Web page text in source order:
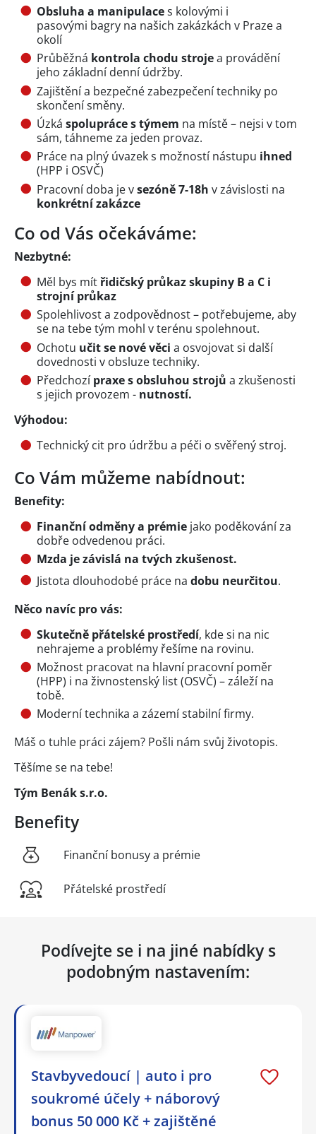
Obsluha a manipulaces kolovými i
pasovými bagry na našich zakázkách v Praze a
okolí
Průběžná kontrola chodu strojea provádění
jeho základní denní údržby.
Zajištění a bezpečné zabezpečení techniky po
skončení směny.
Úzká spolupráce s týmem na místě – nejsi v tom
sám, táhneme za jeden provaz.
Práce na plný úvazek s možností nástupu ihned
(HPP i OSVČ)
Pracovní doba je vsezóně 7-18h v závislosti na
konkrétní zakázce
Co od Vás očekáváme:
Nezbytné:
Měl bys mítřidičský průkaz skupiny B a C i
strojní průkaz
Spolehlivost a zodpovědnost – potřebujeme, aby
se na tebe tým mohl v terénu spolehnout.
Ochotu učit se nové věci a osvojovat si další
dovednosti v obsluze techniky.
Předchozípraxe s obsluhou strojů a zkušenosti
s jejich provozem - nutností.
Výhodou:
Technický cit pro údržbu a péči o svěřený stroj.
Co Vám můžeme nabídnout:
Benefity:
Finanční odměny a prémie jako poděkování za
dobře odvedenou práci.
Mzda je závislá na tvých zkušenost.
Jistota dlouhodobé práce na dobu neurčitou.
Něco navíc pro vás:
Skutečně přátelské prostředí, kde si na nic
nehrajeme a problémy řešíme na rovinu.
Možnost pracovat na hlavní pracovní poměr
(HPP) i na živnostenský list (OSVČ) – záleží na
tobě.
Moderní technika a zázemí stabilní firmy.
Máš o tuhle práci zájem? Pošli nám svůj životopis.
Těšíme se na tebe!
Tým Benák s.r.o.
Benefity
Finanční bonusy a prémie
Přátelské prostředí
Podívejte se i na jiné nabídky s
podobným nastavením:
Stavbyvedoucí | auto i pro
soukromé účely + náborový
bonus 50 000 Kč + zajištěné